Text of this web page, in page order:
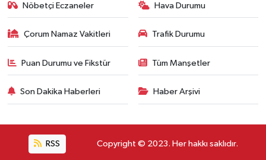
Nöbetçi Eczaneler Hava Durumu
Çorum Namaz Vakitleri Trafik Durumu
Puan Durumu ve Fikstür Tüm Manşetler
Son Dakika Haberleri Haber Arşivi
RSS Copyright © 2023. Her hakkı saklıdır.